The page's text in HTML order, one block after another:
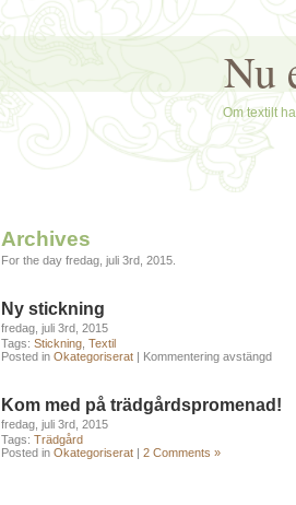
Nu
Om textilt
Archives
For the day fredag, juli 3rd, 2015.
Ny stickning
fredag, juli 3rd, 2015
Tags: Stickning Textil
Posted in Okategoriserat | Kommentering avstängd
Kom med på trädgårdspromenad!
fredag, juli 3rd, 2015
Tags: Trädgård
Posted in Okategoriserat | 2 Comments »